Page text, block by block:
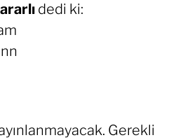
dedi ki:
Gerekli